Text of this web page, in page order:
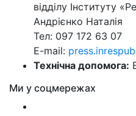
відділу Інституту
Андрієнко Наталія
Тел: 097 172 63 07
E-mail:
Технічна допомога:
Ми у соцмережах